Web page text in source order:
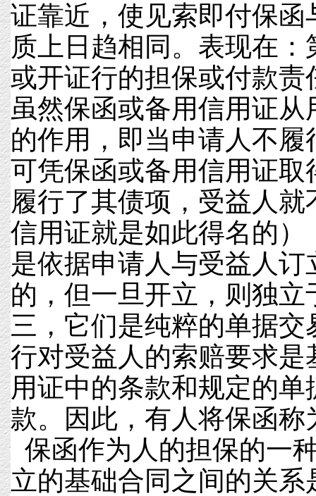
证靠近，使见索即付保函
质上日趋相同。表现在
或开证行的担保或付款责
虽然保函或备用信用证
的作用，即当申请人不
可凭保函或备用信用证取
履行了其债项，受益人
信用证就是如此得名的）
是依据申请人与受益人
的，但一旦开立，则独立
三，它们是纯粹的单据
行对受益人的索赔要求是
用证中的条款和规定的
款。因此，有人将保函称
保函作为人的担保的一
立的基础合同之间的关